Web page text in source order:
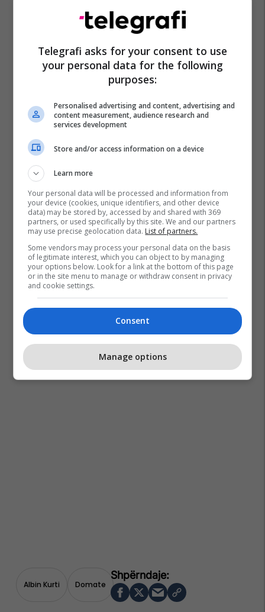
Albin Kurti Domate
Telegrafi asks for your consent to use
your personal data for the following
purposes:
Personalised advertising and content, advertising and
content measurement, audience research and
services development
Store and/or access information on a device
Learn more
Your personal data will be processed and information from
your device (cookies, unique identifiers, and other device
data) may be stored by, accessed by and shared with 369
partners, or used specifically by this site. We and our partners
may use precise geolocation data. List of partners.
Some vendors may process your personal data on the basis
of legitimate interest, which you can object to by managing
your options below. Look for a link at the bottom of this page
or in the site menu to manage or withdraw consent in privacy
and cookie settings.
Consent
Manage options